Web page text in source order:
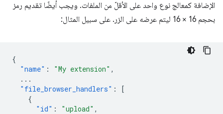
الإضافة كمعالج نوع واحد على الأقلّ من الملفات. ويجب أيضًا تقديم رمز
بحجم 16 × 16 ليتم عرضه على الزر. على سبيل المثال:
{
"name" : "My extension" ,
...
"file_browser_handlers" :
[
{
"id" : "upload" ,